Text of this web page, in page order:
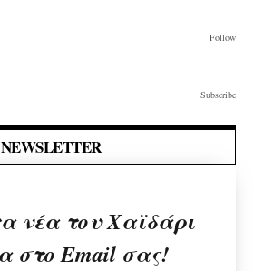
Follow
Subscribe
NEWSLETTER
νέα του Χαϊδάρι
στο Email σας!